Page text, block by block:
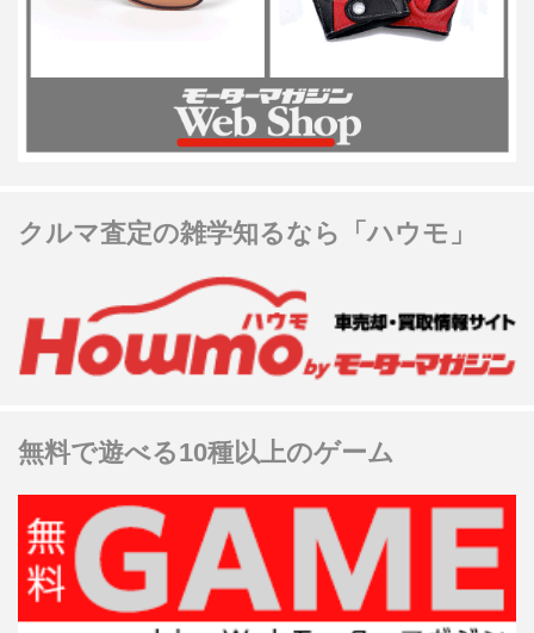
クルマ査定の雑学知るなら「ハウモ」
無料で遊べる10種以上のゲーム